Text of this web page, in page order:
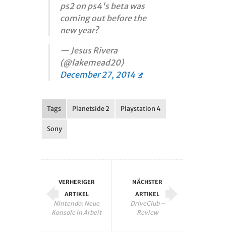
ps2 on ps4's beta was
coming out before the
new year?
— Jesus Rivera
(@lakemead20)
December 27, 2014
Tags Planetside 2 Playstation 4
Sony
VERHERIGER
ARTIKEL
Nintendo: Neue
Konsole in Arbeit
NÄCHSTER
ARTIKEL
DriveClub –
Review